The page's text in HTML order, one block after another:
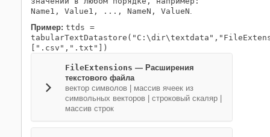
Name1, Value1, ..., NameN, ValueN.
Пример: ttds =
[".csv",".txt"])
FileExtensions — Расширения
текстового файла
вектор символов
массив ячеек из
символьных векторов
строковый скаляр
массив строк